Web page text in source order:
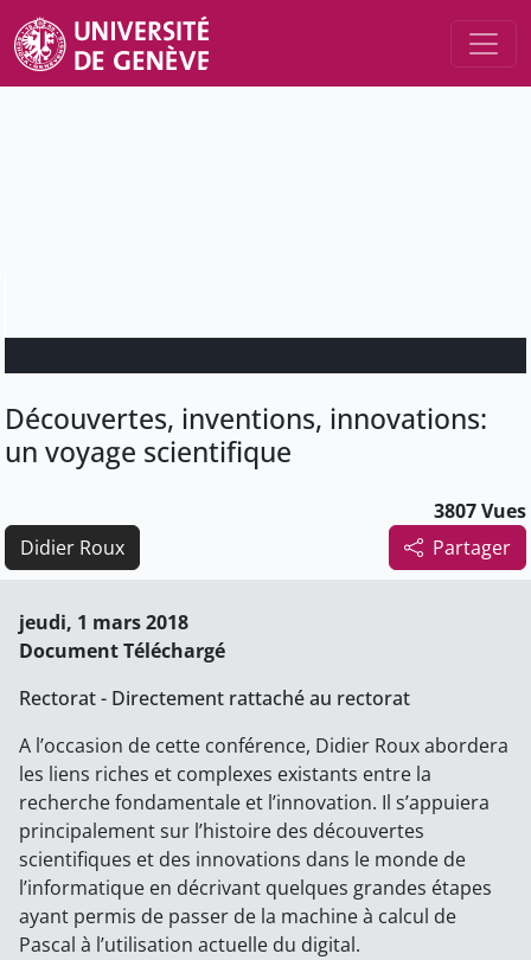
Découvertes, inventions, innovations:
un voyage scientifique
3807 Vues
Partager
Didier Roux
jeudi, 1 mars 2018
Document Téléchargé
Rectorat - Directement rattaché au rectorat
A l’occasion de cette conférence, Didier Roux abordera
les liens riches et complexes existants entre la
recherche fondamentale et l’innovation. Il s’appuiera
principalement sur l’histoire des découvertes
scientifiques et des innovations dans le monde de
l’informatique en décrivant quelques grandes étapes
ayant permis de passer de la machine à calcul de
Pascal à l’utilisation actuelle du digital.